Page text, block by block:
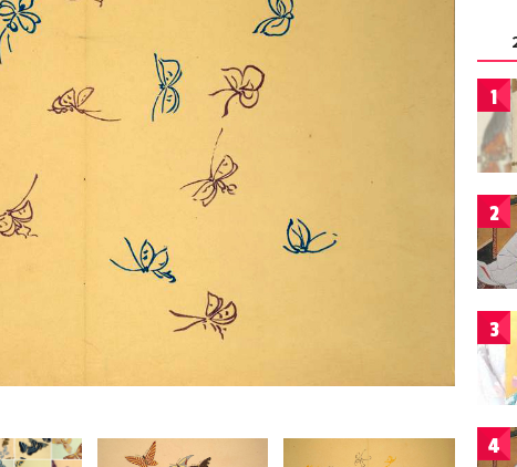
1
2
3
4